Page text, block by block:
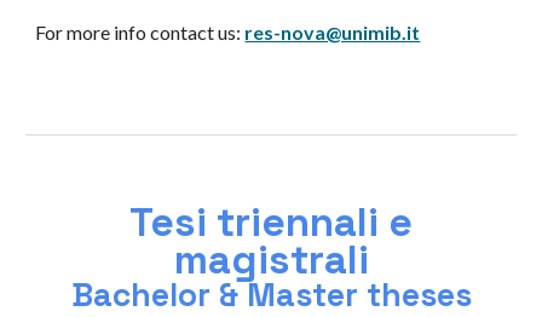
For more info contact us: res-nova@unimib.it
Tesi triennali e
magistrali
Bachelor & Master theses